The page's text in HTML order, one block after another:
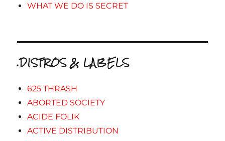
WHAT WE DO IS SECRET
.DISTROS & LABELS
625 THRASH
ABORTED SOCIETY
ACIDE FOLIK
ACTIVE DISTRIBUTION